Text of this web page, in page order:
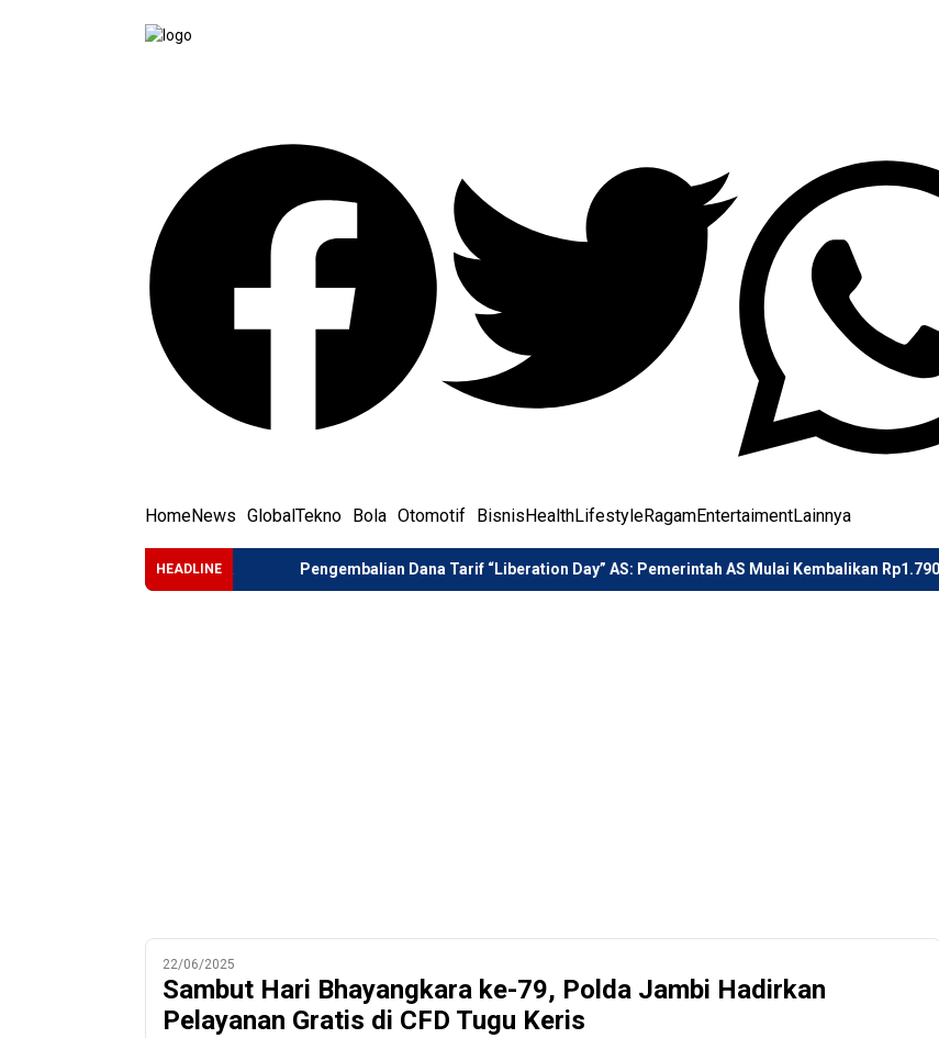
HomeNews Global Tekno Bola Otomotif Bisnis HealthLifestyleRagamEntertaimentLainnya
HEADLINEPengembalian Dana Tarif “Liberation Day” AS: Pemerintah AS Mulai Kembalikan Rp1.790 Triliun
22/06/2025
Sambut Hari Bhayangkara ke-79, Polda Jambi Hadirkan
Pelayanan Gratis di CFD Tugu Keris